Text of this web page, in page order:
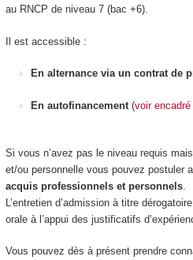
au RNCP de niveau 7 (bac +6).
Il est accessible :
En alternance via un contrat de
En autofinancement (voir
Si vous n’avez pas le niveau requis
et/ou personnelle vous pouvez postuler
acquis professionnels et personnels.
L’entretien d’admission à titre
orale à l’appui des justificatifs
Vous pouvez dès à présent prendre